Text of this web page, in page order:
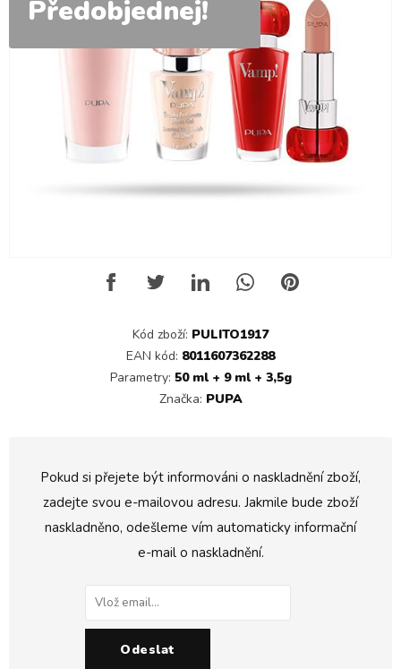
Předobjednej!
Kód zboží: PULITO1917
EAN kód: 8011607362288
Parametry: 50 ml + 9 ml + 3,5g
Značka: PUPA
Pokud si přejete být informováni o naskladnění zboží,
zadejte svou e-mailovou adresu. Jakmile bude zboží
naskladněno, odešleme vím automaticky informační
e-mail o naskladnění.
Odeslat